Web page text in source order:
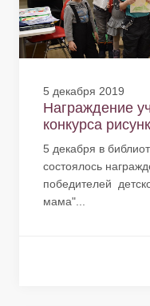
5 декабря 2019
Награждение
конкурса
5 декабря в
состоялось
победителей
мама"...